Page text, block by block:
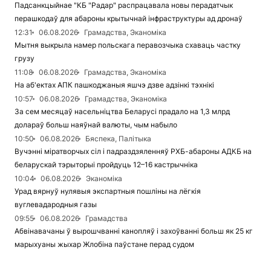
Падсанкцыйнае "КБ "Радар" распрацавала новы перадатчык
перашкодаў для абароны крытычнай інфраструктуры ад дронаў
12:31
06.08.2026
Грамадства, Эканоміка
Мытня выкрыла намер польскага перавозчыка схаваць частку
грузу
11:08
06.08.2026
Грамадства, Эканоміка
На аб'ектах АПК пашкоджаныя яшчэ дзве адзінкі тэхнікі
10:57
06.08.2026
Грамадства, Эканоміка
За сем месяцаў насельніцтва Беларусі прадало на 1,3 млрд
долараў больш наяўнай валюты, чым набыло
10:50
06.08.2026
Бяспека, Палітыка
Вучэнні міратворчых сіл і падраздзяленняў РХБ-абароны АДКБ на
беларускай тэрыторыі пройдуць 12–16 кастрычніка
10:04
06.08.2026
Эканоміка
Урад вярнуў нулявыя экспартныя пошліны на лёгкія
вуглевадародныя газы
09:55
06.08.2026
Грамадства
Абвінавачаны ў вырошчванні канопляў і захоўванні больш як 25 кг
марыхуаны жыхар Жлобіна паўстане перад судом